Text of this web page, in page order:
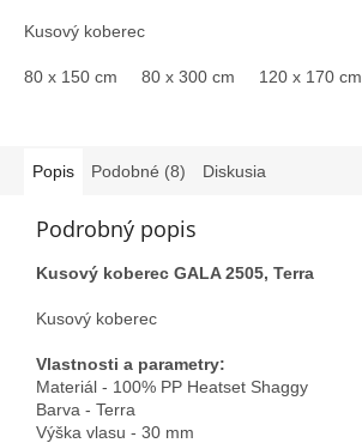
Kusový koberec
80 x 150 cm 80 x 300 cm 120 x 170 cm
Popis Podobné (8) Diskusia
Podrobný popis
Kusový koberec GALA 2505, Terra
Kusový koberec
Vlastnosti a parametry:
Materiál - 100% PP Heatset Shaggy
Barva - Terra
Výška vlasu - 30 mm